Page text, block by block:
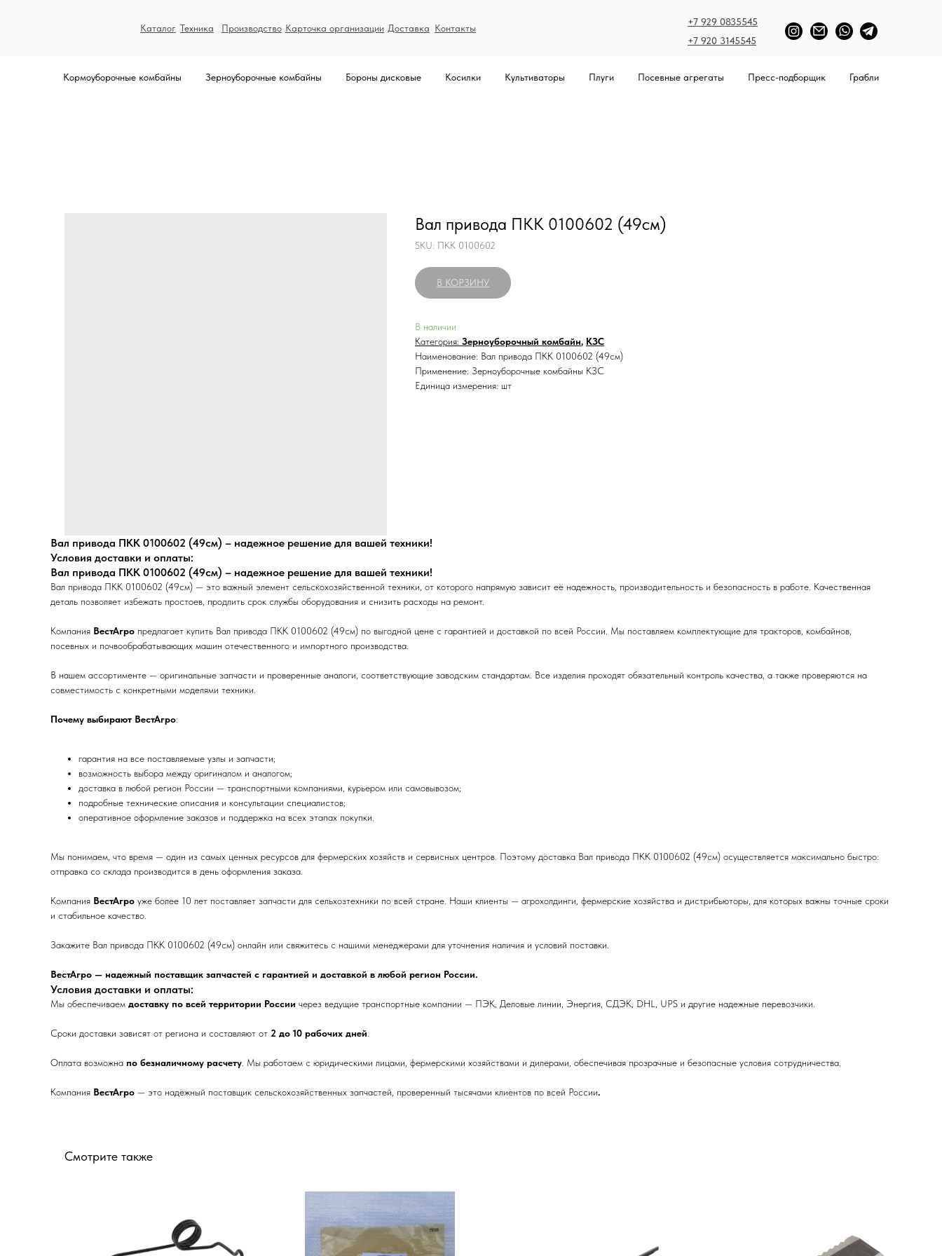
Каталог Техника Производство Карточка организации Доставка Контакты
+7 920 3145545
+7 929 0835545
Кормоуборочные комбайны Зерноуборочные комбайны Бороны дисковые Косилки Культиваторы Плуги Посевные агрегаты Пресс-подборщик Грабли
Вал привода ПКК 0100602 (49см)
SKU: ПКК 0100602
В КОРЗИНУ
В наличии
Категория: Зерноуборочный комбайн, КЗС
Наименование: Вал привода ПКК 0100602 (49см)
Применение: Зерноуборочные комбайны КЗС
Единица измерения: шт
Вал привода ПКК 0100602 (49см) – надежное решение для вашей техники!
Условия доставки и оплаты:
Вал привода ПКК 0100602 (49см) – надежное решение для вашей техники!
Вал привода ПКК 0100602 (49см) — это важный элемент сельскохозяйственной техники, от которого напрямую зависит её надежность, производительность и безопасность в работе. Качественная
деталь позволяет избежать простоев, продлить срок службы оборудования и снизить расходы на ремонт.
Компания ВестАгро предлагает купить Вал привода ПКК 0100602 (49см) по выгодной цене с гарантией и доставкой по всей России. Мы поставляем комплектующие для тракторов, комбайнов,
посевных и почвообрабатывающих машин отечественного и импортного производства.
В нашем ассортименте — оригинальные запчасти и проверенные аналоги, соответствующие заводским стандартам. Все изделия проходят обязательный контроль качества, а также проверяются на
совместимость с конкретными моделями техники.
Почему выбирают ВестАгро:
гарантия на все поставляемые узлы и запчасти;
возможность выбора между оригиналом и аналогом;
доставка в любой регион России — транспортными компаниями, курьером или самовывозом;
подробные технические описания и консультации специалистов;
оперативное оформление заказов и поддержка на всех этапах покупки.
Мы понимаем, что время — один из самых ценных ресурсов для фермерских хозяйств и сервисных центров. Поэтому доставка Вал привода ПКК 0100602 (49см) осуществляется максимально быстро:
отправка со склада производится в день оформления заказа.
Компания ВестАгро уже более 10 лет поставляет запчасти для сельхозтехники по всей стране. Наши клиенты — агрохолдинги, фермерские хозяйства и дистрибьюторы, для которых важны точные сроки
и стабильное качество.
Закажите Вал привода ПКК 0100602 (49см) онлайн или свяжитесь с нашими менеджерами для уточнения наличия и условий поставки.
ВестАгро — надежный поставщик запчастей с гарантией и доставкой в любой регион России.
Условия доставки и оплаты:
Мы обеспечиваем доставку по всей территории России через ведущие транспортные компании — ПЭК, Деловые линии, Энергия, СДЭК, DHL, UPS и другие надежные перевозчики.
Сроки доставки зависят от региона и составляют от 2 до 10 рабочих дней
Оплата возможна по безналичному расчету . Мы работаем с юридическими лицами, фермерскими хозяйствами и дилерами, обеспечивая прозрачные и безопасные условия сотрудничества.
Компания ВестАгро — это надёжный поставщик сельскохозяйственных запчастей, проверенный тысячами клиентов по всей России.
Смотрите также